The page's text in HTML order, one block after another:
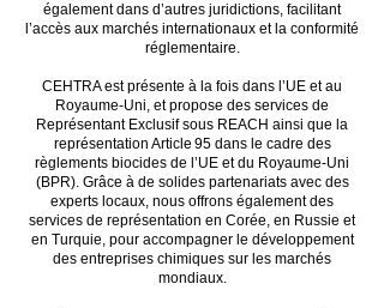
également dans d’autres juridictions, facilitant
l’accès aux marchés internationaux et la conformité
réglementaire.
CEHTRA est présente à la fois dans l’UE et au
Royaume-Uni, et propose des services de
Représentant Exclusif sous REACH ainsi que la
représentation Article 95 dans le cadre des
règlements biocides de l’UE et du Royaume-Uni
(BPR). Grâce à de solides partenariats avec des
experts locaux, nous offrons également des
services de représentation en Corée, en Russie et
en Turquie, pour accompagner le développement
des entreprises chimiques sur les marchés
mondiaux.